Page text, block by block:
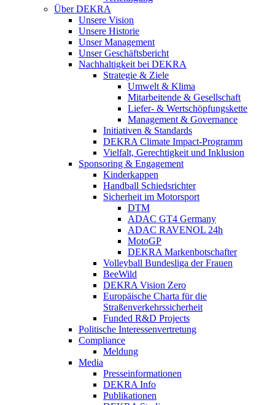
Über DEKRA
Unsere Vision
Unsere Historie
Unser Management
Unser Geschäftsbericht
Nachhaltigkeit bei DEKRA
Strategie & Ziele
Umwelt & Klima
Mitarbeitende & Gesellschaft
Liefer- & Wertschöpfungskette
Management & Governance
Initiativen & Standards
DEKRA Climate Impact-Programm
Vielfalt, Gerechtigkeit und Inklusion​
Sponsoring & Engagement
Kinderkappen
Handball Schiedsrichter
Sicherheit im Motorsport
DTM
ADAC GT4 Germany
ADAC RAVENOL 24h
MotoGP
DEKRA Markenbotschafter
Volleyball Bundesliga der Frauen
BeeWild
DEKRA Vision Zero
Europäische Charta für die
Straßenverkehrssicherheit
Funded R&D Projects
Politische Interessenvertretung
Compliance
Meldung
Media
Presseinformationen
DEKRA Info
Publikationen